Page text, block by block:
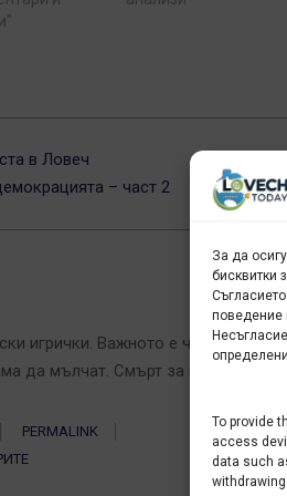
За да
бисквитки
поведение
To provide
access
data such
в Ловеч
– част 2
игрички. Важното е че в Ловеч
да мълчат. Смърт за партиите,
PERMALINK